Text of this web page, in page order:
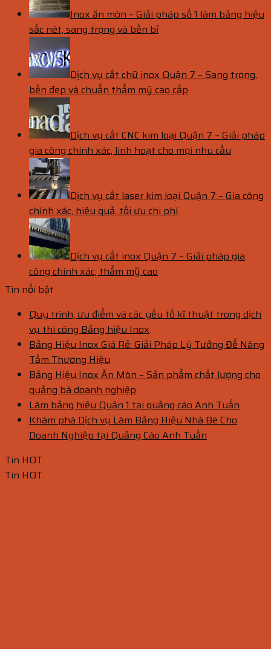
Inox ăn mòn – Giải pháp số 1 làm bảng hiệu
sắc nét, sang trọng và bền bỉ
Dịch vụ cắt chữ inox Quận 7 – Sang trọng,
bền đẹp và chuẩn thẩm mỹ cao cấp
Dịch vụ cắt CNC kim loại Quận 7 – Giải pháp
gia công chính xác, linh hoạt cho mọi nhu cầu
Dịch vụ cắt laser kim loại Quận 7 – Gia công
chính xác, hiệu quả, tối ưu chi phí
Dịch vụ cắt inox Quận 7 – Giải pháp gia
công chính xác, thẩm mỹ cao
Tin nổi bật
Quy trình, ưu điểm và các yếu tố kĩ thuật trong dịch
vụ thi công Bảng hiệu Inox
Bảng Hiệu Inox Giá Rẻ: Giải Pháp Lý Tưởng Để Nâng
Tầm Thương Hiệu
Bảng Hiệu Inox Ăn Mòn – Sản phẩm chất lượng cho
quảng bá doanh nghiệp
Làm bảng hiệu Quận 1 tại quảng cáo Anh Tuấn
Khám phá Dịch vụ Làm Bảng Hiệu Nhà Bè Cho
Doanh Nghiệp tại Quảng Cáo Anh Tuấn
Tin HOT
Tin HOT